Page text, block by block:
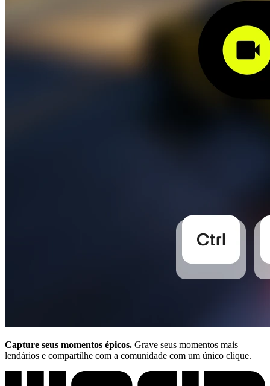
Capture seus momentos épicos. Grave seus momentos mais
lendários e compartilhe com a comunidade com um único clique.